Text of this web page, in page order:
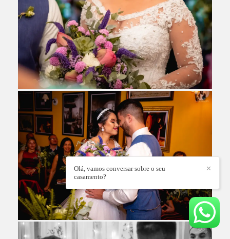
✕
Olá, vamos conversar sobre o seu
casamento?